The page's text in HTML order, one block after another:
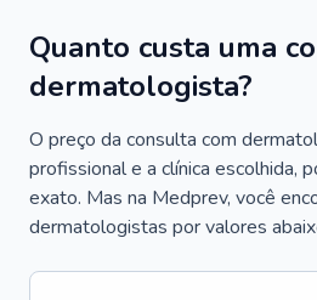
Quanto custa uma
dermatologista?
O preço da consulta com
profissional e a clínica escolhida,
exato. Mas na Medprev, você
dermatologistas por valores